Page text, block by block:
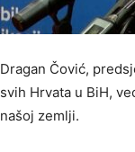
Dragan Čović,
svih Hrvata u BiH,
našoj zemlji.